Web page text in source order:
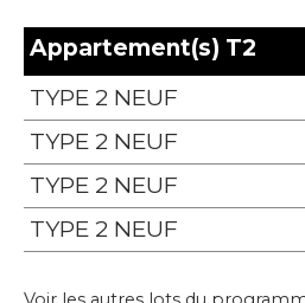
Appartement(s) T2
TYPE 2 NEUF
TYPE 2 NEUF
TYPE 2 NEUF
TYPE 2 NEUF